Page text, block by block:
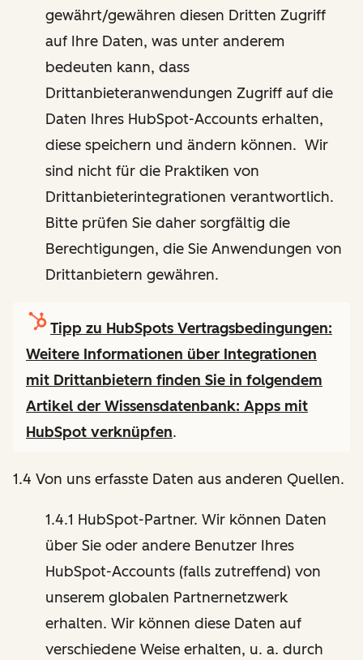
gewährt/gewähren diesen Dritten Zugriff
auf Ihre Daten, was unter anderem
bedeuten kann, dass
Drittanbieteranwendungen Zugriff auf die
Daten Ihres HubSpot-Accounts erhalten,
diese speichern und ändern können. Wir
sind nicht für die Praktiken von
Drittanbieterintegrationen verantwortlich.
Bitte prüfen Sie daher sorgfältig die
Berechtigungen, die Sie Anwendungen von
Drittanbietern gewähren.
Tipp zu HubSpots Vertragsbedingungen:
Weitere Informationen über Integrationen
mit Drittanbietern finden Sie in folgendem
Artikel der Wissensdatenbank: Apps mit
HubSpot verknüpfen.
1.4 Von uns erfasste Daten aus anderen Quellen.
1.4.1 HubSpot-Partner. Wir können Daten
über Sie oder andere Benutzer Ihres
HubSpot-Accounts (falls zutreffend) von
unserem globalen Partnernetzwerk
erhalten. Wir können diese Daten auf
verschiedene Weise erhalten, u. a. durch